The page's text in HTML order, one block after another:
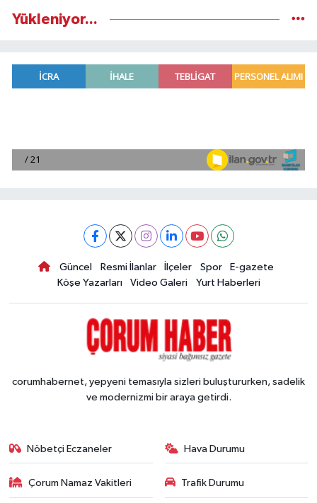
Yükleniyor...
Güncel Resmi İlanlar İlçeler Spor
E-gazete
Köşe Yazarları
Video Galeri Yurt Haberleri
corumhabernet, yepyeni temasıyla sizleri buluştururken, sadelik
ve modernizmi bir araya getirdi.
Nöbetçi Eczaneler Hava Durumu
Çorum Namaz Vakitleri Trafik Durumu